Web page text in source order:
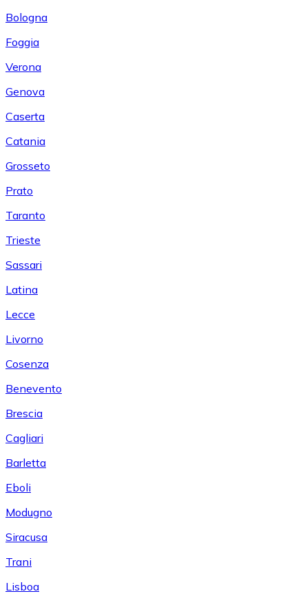
Bologna
Foggia
Verona
Genova
Caserta
Catania
Grosseto
Prato
Taranto
Trieste
Sassari
Latina
Lecce
Livorno
Cosenza
Benevento
Brescia
Cagliari
Barletta
Eboli
Modugno
Siracusa
Trani
Lisboa